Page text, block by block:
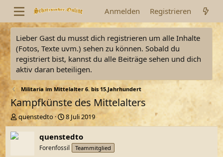
Anmelden Registrieren
Lieber Gast du musst dich registrieren um alle Inhalte
(Fotos, Texte uvm.) sehen zu können. Sobald du
registriert bist, kannst du alle Beiträge sehen und dich
aktiv daran beteiligen.
Militaria im Mittelalter 6. bis 15.Jahrhundert
Kampfkünste des Mittelalters
E
r
s
quenstedto
E
r
s
t
e
8 Juli 2019
quenstedto
Forenfossil Teammitglied